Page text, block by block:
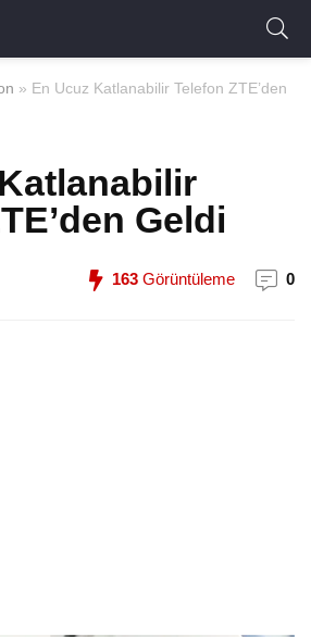
» En Ucuz Katlanabilir Telefon ZTE’den
Geldi
163 Görüntüleme 0